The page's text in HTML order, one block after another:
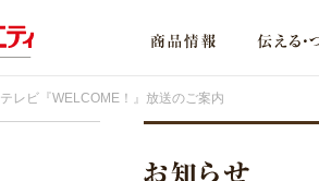
テレビ『WELCOME！』放送のご案内